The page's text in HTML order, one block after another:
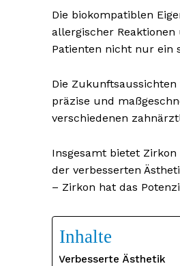
Die biokompatiblen
allergischer
Patienten nicht nur ein
Die
präzise und
verschiedenen
Insgesamt bietet
der verbesserten
– Zirkon hat das
Inhalte
Verbesserte Ästhetik